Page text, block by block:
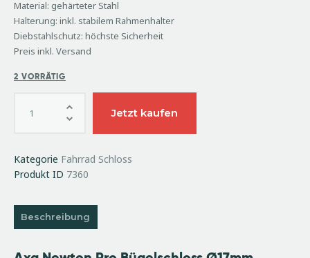
Material: gehärteter Stahl
Halterung: inkl. stabilem Rahmenhalter
Diebstahlschutz: höchste Sicherheit
Preis inkl. Versand
2 VORRÄTIG
Jetzt kaufen
Kategorie Fahrrad Schloss
Produkt ID 7360
Beschreibung